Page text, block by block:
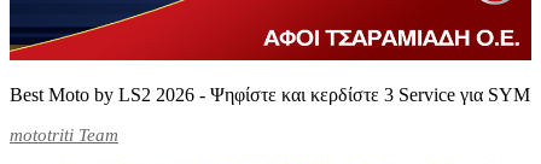
Best Moto by LS2 2026 - Ψηφίστε και κερδίστε 3 Service για SYM
mototriti Team